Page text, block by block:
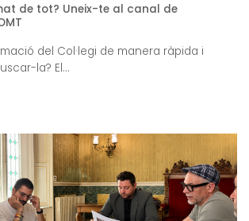
de tot? Uneix-te al canal de
del Col·legi de manera ràpida i
la? El...